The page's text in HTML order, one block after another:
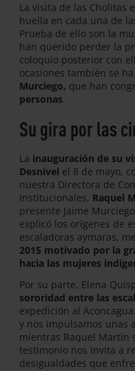
La visita de las Cholitas
huella en cada una de
Prueba de ello son la
han querido perder la
coloquio posterior con
ocasiones también se
Murciego, que han
personas.
Su gira por las
La inauguración de su
Desnivel el 8 de mayo,
nuestra Directora de
Institucionales, Raquel
presente Jaime
explicó los orígenes de
escaladoras aymaras,
2015 motivado por la
hacia las mujeres
Por su parte, Elena
sororidad entre las
expedición al
y nos impulsamos unas
mientras Raquel Martín
testimonio nos invita a
desigualdades que